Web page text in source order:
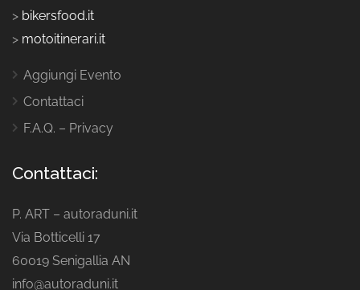
> bikersfood.it
> motoitinerari.it
Aggiungi Evento
Contattaci
F.A.Q. – Privacy
Contattaci:
P. ART – autoraduni.it
Via Botticelli 17
60019 Senigallia AN
info@autoraduni.it